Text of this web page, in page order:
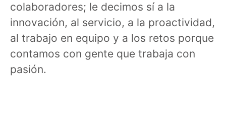
colaboradores; le decimos sí a la
innovación, al servicio, a la proactividad,
al trabajo en equipo y a los retos porque
contamos con gente que trabaja con
pasión.